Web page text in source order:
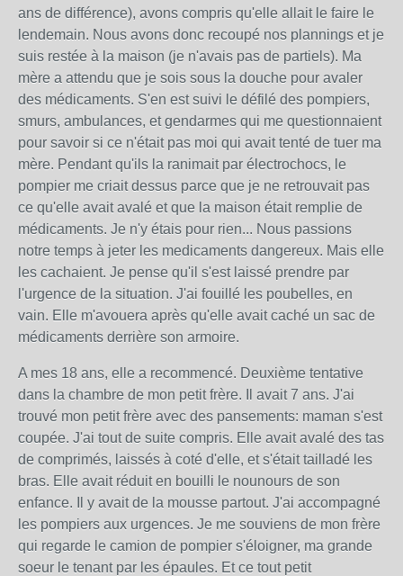
ans de différence), avons compris qu'elle allait le faire le
lendemain. Nous avons donc recoupé nos plannings et je
suis restée à la maison (je n'avais pas de partiels). Ma
mère a attendu que je sois sous la douche pour avaler
des médicaments. S'en est suivi le défilé des pompiers,
smurs, ambulances, et gendarmes qui me questionnaient
pour savoir si ce n'était pas moi qui avait tenté de tuer ma
mère. Pendant qu'ils la ranimait par électrochocs, le
pompier me criait dessus parce que je ne retrouvait pas
ce qu'elle avait avalé et que la maison était remplie de
médicaments. Je n'y étais pour rien... Nous passions
notre temps à jeter les medicaments dangereux. Mais elle
les cachaient. Je pense qu'il s'est laissé prendre par
l'urgence de la situation. J'ai fouillé les poubelles, en
vain. Elle m'avouera après qu'elle avait caché un sac de
médicaments derrière son armoire.
A mes 18 ans, elle a recommencé. Deuxième tentative
dans la chambre de mon petit frère. Il avait 7 ans. J'ai
trouvé mon petit frère avec des pansements: maman s'est
coupée. J'ai tout de suite compris. Elle avait avalé des tas
de comprimés, laissés à coté d'elle, et s'était tailladé les
bras. Elle avait réduit en bouilli le nounours de son
enfance. Il y avait de la mousse partout. J'ai accompagné
les pompiers aux urgences. Je me souviens de mon frère
qui regarde le camion de pompier s'éloigner, ma grande
soeur le tenant par les épaules. Et ce tout petit